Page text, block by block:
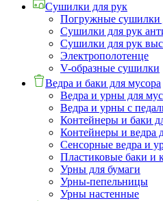
Сушилки для рук
Погружные сушилки
Сушилки для рук
Сушилки для рук
Электрополотенце
V-образные сушилки
Ведра и баки для мусора
Ведра и урны для
Ведра и урны с
Контейнеры и баки
Контейнеры и ведра
Сенсорные ведра и
Пластиковые баки и
Урны для бумаги
Урны-пепельницы
Урны настенные